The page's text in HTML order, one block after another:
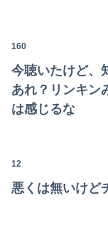
竹﨑由佳アナ ピ
160
今聴いたけど、
あれ？リンキン
は感じるな
12
悪くは無いけど